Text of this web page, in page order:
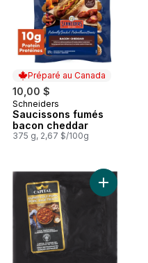
Préparé au Canada
10,00 $
Préparé au Canada
Schneiders
Saucissons fumés
bacon cheddar
375 g, 2,67 $/100g
de viande italiennes
Ajouter